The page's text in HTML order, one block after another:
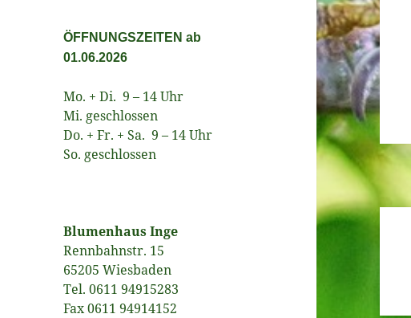
ÖFFNUNGSZEITEN ab
01.06.2026
Mo. + Di. 9 – 14 Uhr
Mi. geschlossen
Do. + Fr. + Sa. 9 – 14 Uhr
So. geschlossen
Blumenhaus Inge
Rennbahnstr. 15
65205 Wiesbaden
Tel. 0611 94915283
Fax 0611 94914152